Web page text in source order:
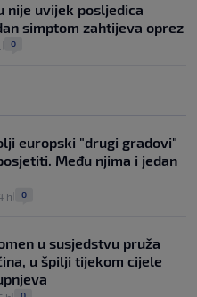
nije uvijek posljedica
simptom zahtijeva oprez
0
europski "drugi gradovi"
Među njima i jedan
h 0
u susjedstvu pruža
u špilji tijekom cijele